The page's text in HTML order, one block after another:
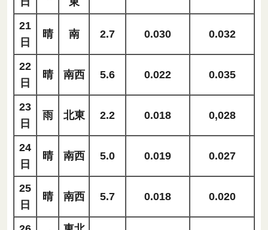
21
日
晴 南 2.7 0.030 0.032
22
日
晴 南西 5.6 0.022 0.035
23
日
雨 北東 2.2 0.018 0,028
24
日
晴 南西 5.0 0.019 0.027
25
日
晴 南西 5.7 0.018 0.020